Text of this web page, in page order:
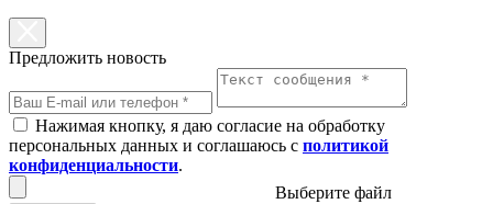
Предложить новость
Нажимая кнопку, я даю согласие на обработку
персональных данных и соглашаюсь с политикой
конфиденциальности.
Выберите файл